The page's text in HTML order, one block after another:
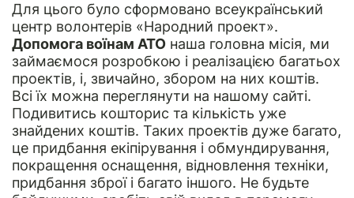
Для цього було сформовано всеукраїнський
центр волонтерів «Народний проект».
Допомога воїнам АТО наша головна місія, ми
займаємося розробкою і реалізацією багатьох
проектів, і, звичайно, збором на них коштів.
Всі їх можна переглянути на нашому сайті.
Подивитись кошторис та кількість уже
знайдених коштів. Таких проектів дуже багато,
це придбання екіпірування і обмундирування,
покращення оснащення, відновлення техніки,
придбання зброї і багато іншого. Не будьте